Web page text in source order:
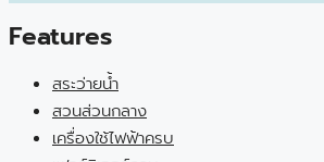
Features
สระว่ายน้ำ
สวนส่วนกลาง
เครื่องใช้ไฟฟ้าครบ